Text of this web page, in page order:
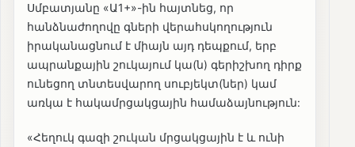
Սմբատյանը «Ա1+»-ին հայտնեց, որ
հանձնաժողովը գների վերահսկողություն
իրականացնում է միայն այդ դեպքում, երբ
ապրանքային շուկայում կա(ն) գերիշխող դիրք
ունեցող տնտեսվարող սուբյեկտ(ներ) կամ
առկա է հակամրցակցային համաձայնություն:
«Հեղուկ գազի շուկան մրցակցային է և ունի